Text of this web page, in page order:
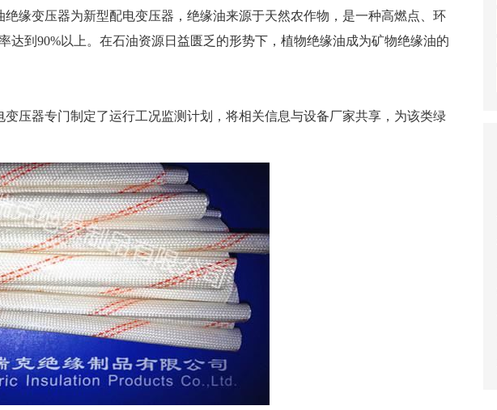
缘变压器为新型配电变压器，绝缘油来源于天然农作物，是一种高燃点、环
到90%以上。在石油资源日益匮乏的形势下，植物绝缘油成为矿物绝缘油的
器专门制定了运行工况监测计划，将相关信息与设备厂家共享，为该类绿